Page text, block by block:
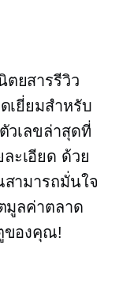
ยสารรีวิว
เยี่ยมสำหรับ
วเลขล่าสุดที่
ะเอียด ด้วย
ามารถมั่นใจ
มูลค่าตลาด
ของคุณ!